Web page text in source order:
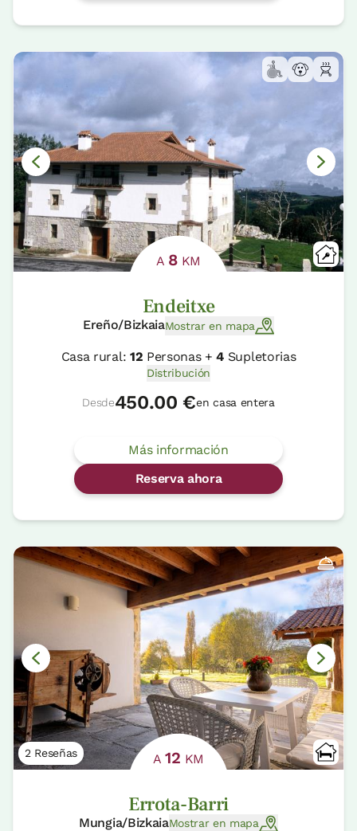
A 8 KM
Endeitxe
Ereño/BizkaiaMostrar en mapa
Casa rural: 12 Personas +4 Supletorias
Distribución
Desde450.00 €en casa entera
Más información
Reserva ahora
2 Reseñas A12 KM
Errota-Barri
Mungia/BizkaiaMostrar en mapa